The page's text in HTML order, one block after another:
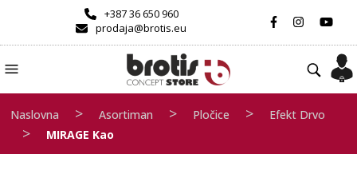
+387 36 650 960
prodaja@brotis.eu
Naslovna > Asortiman > Pločice > Efekt Drvo
> MIRAGE Kao